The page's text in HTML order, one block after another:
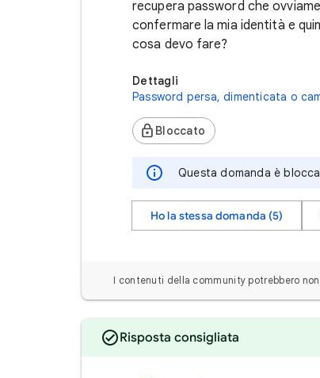
recupera password che
confermare la mia identità e
cosa devo fare?
Dettagli
Password persa, dimenticata o
Bloccato
Questa domanda è
Ho la stessa domanda (5)
I contenuti della community potrebbero
Risposta consigliata